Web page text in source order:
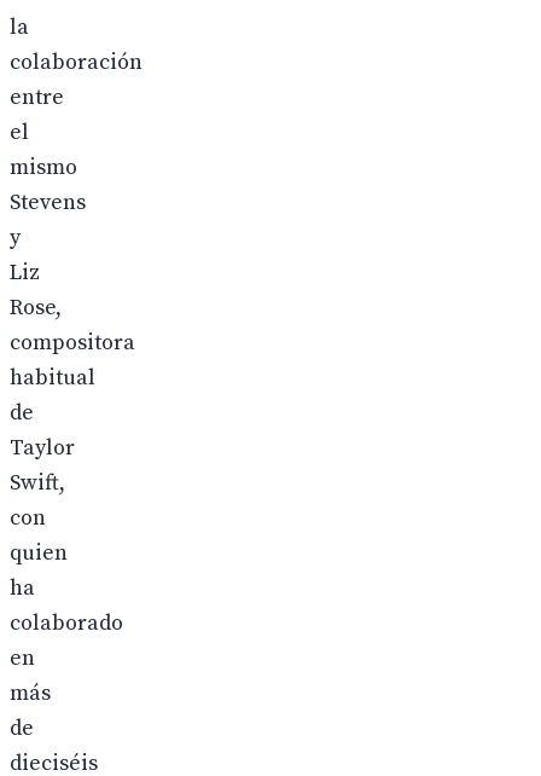
la
colaboración
entre
el
mismo
Stevens
y
Liz
Rose,
compositora
habitual
de
Taylor
Swift,
con
quien
ha
colaborado
en
más
de
dieciséis